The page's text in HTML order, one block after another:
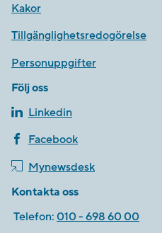
Kakor
Tillgänglighetsredogörelse
Personuppgifter
Följ oss
Linkedin
Facebook
Mynewsdesk
Kontakta oss
Telefon: 010 - 698 60 00